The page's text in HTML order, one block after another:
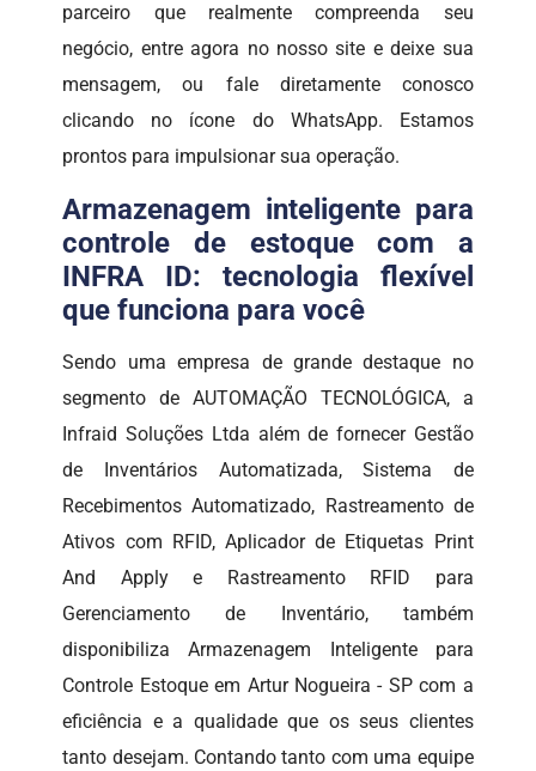
parceiro que realmente compreenda seu
negócio, entre agora no nosso site e deixe sua
mensagem, ou fale diretamente conosco
clicando no ícone do WhatsApp. Estamos
prontos para impulsionar sua operação.
Armazenagem inteligente para
controle de estoque com a
INFRA ID: tecnologia flexível
que funciona para você
Sendo uma empresa de grande destaque no
segmento de AUTOMAÇÃO TECNOLÓGICA, a
Infraid Soluções Ltda além de fornecer Gestão
de Inventários Automatizada, Sistema de
Recebimentos Automatizado, Rastreamento de
Ativos com RFID, Aplicador de Etiquetas Print
And Apply e Rastreamento RFID para
Gerenciamento de Inventário, também
disponibiliza Armazenagem Inteligente para
Controle Estoque em Artur Nogueira - SP com a
eficiência e a qualidade que os seus clientes
tanto desejam. Contando tanto com uma equipe